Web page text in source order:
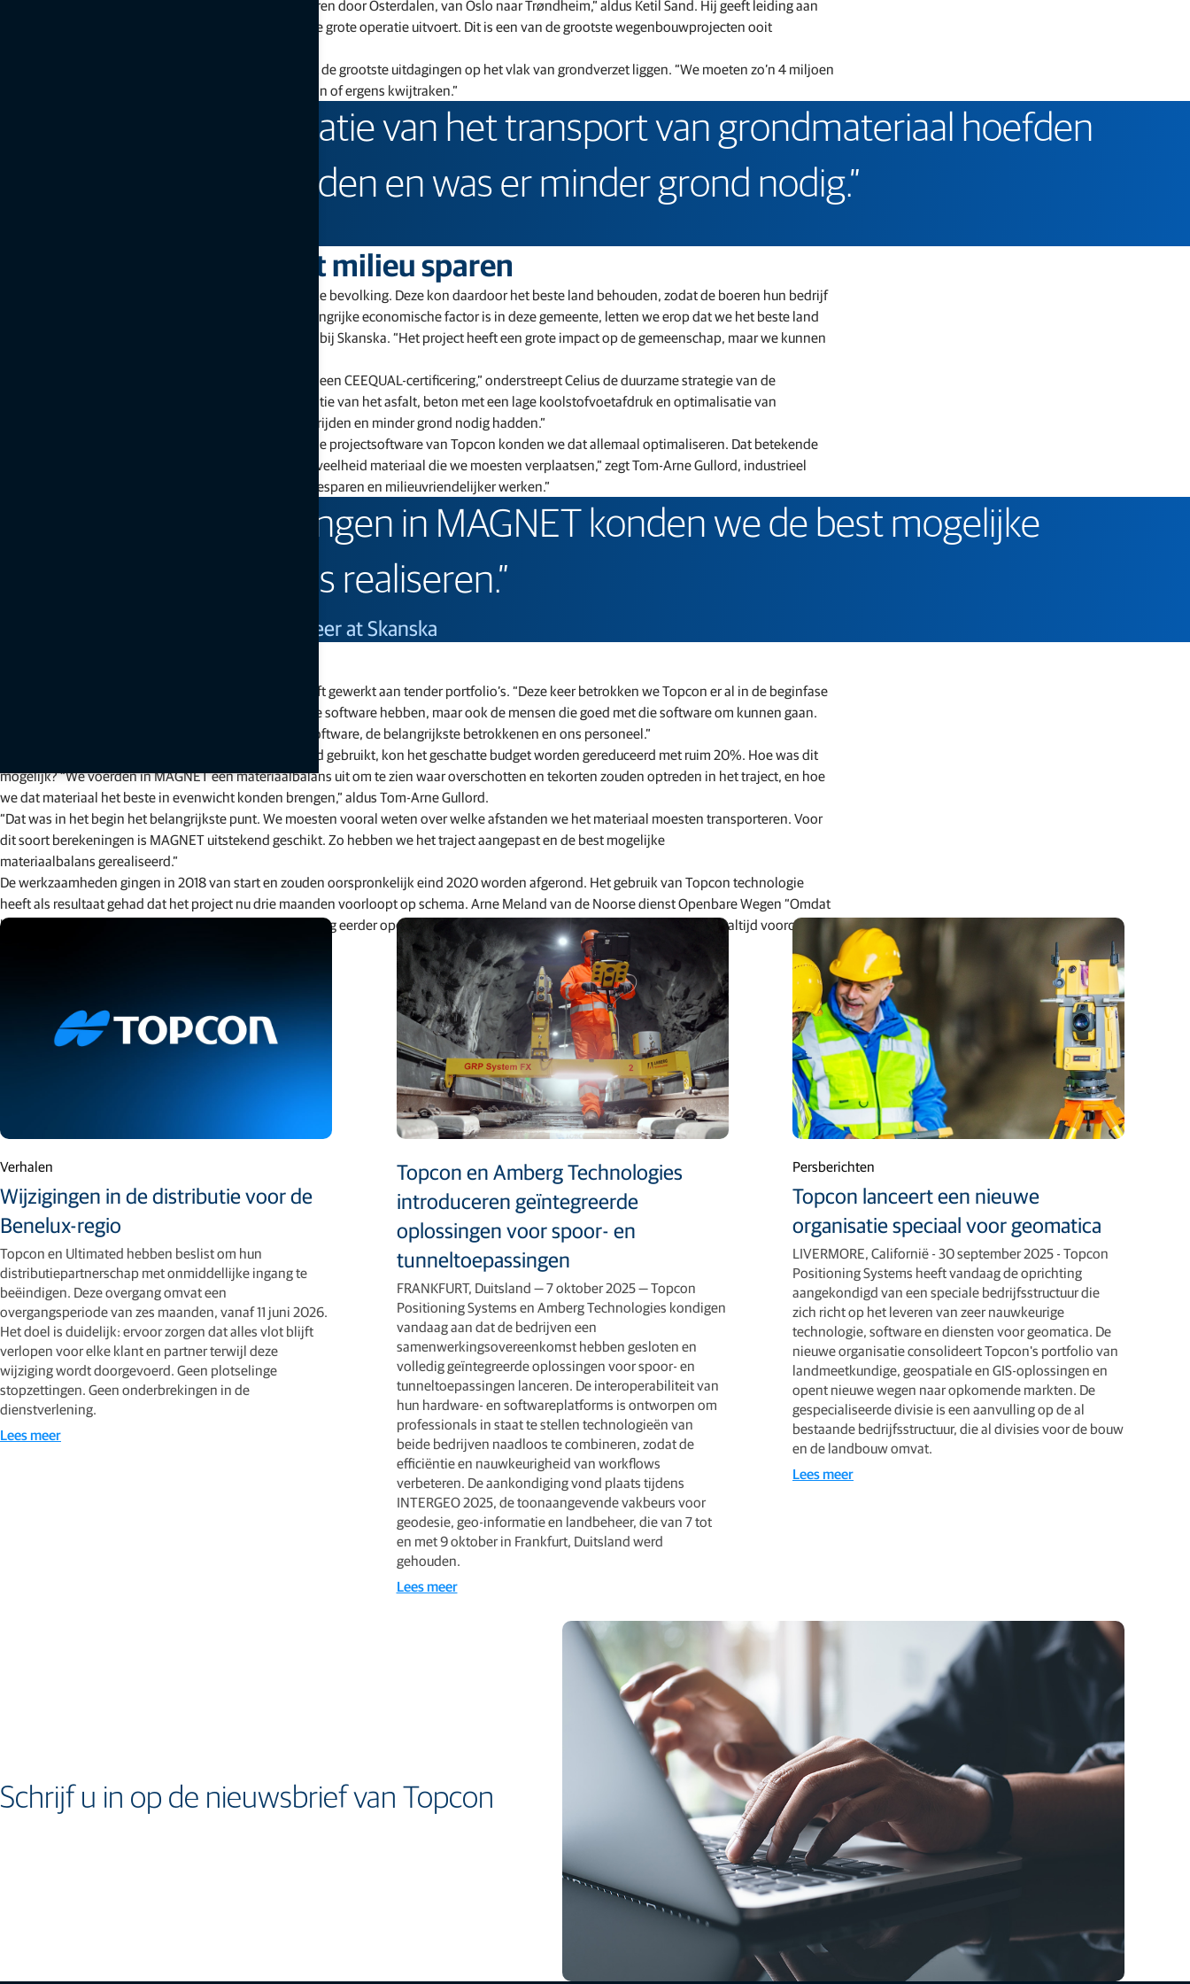
“Het idee was om een goede wegverbinding te realiseren door Osterdalen, van Oslo naar Trøndheim,” aldus Ketil Sand. Hij geeft leiding aan
het project namens Skanska, de onderneming die deze grote operatie uitvoert. Dit is een van de grootste wegenbouwprojecten ooit
Volgens Sand betekent de omvang van het project dat de grootste uitdagingen op het vlak van grondverzet liggen. “We moeten zo’n 4 miljoen
kubieke meter grond en gesteente verplaatsen, opslaan of ergens kwijtraken.”
“Dankzij de optimalisatie van het transport van grondmateriaal hoefden
we minder vaak te rijden en was er minder grond nodig.”
Kosten reduceren en het milieu sparen
Skanska ontwierp de weg in overleg met de plaatselijke bevolking. Deze kon daardoor het beste land behouden, zodat de boeren hun bedrijf
goed konden voortzetten. “Omdat landbouw een belangrijke economische factor is in deze gemeente, letten we erop dat we het beste land
voor hen overlieten,” aldus Karoline Celius, consultant bij Skanska. “Het project heeft een grote impact op de gemeenschap, maar we kunnen
“Al vroeg in de tenderfase besloten we te streven naar een CEEQUAL-certificering,” onderstreept Celius de duurzame strategie van de
onderneming. “We hebben geïnvesteerd in optimalisatie van het asfalt, beton met een lage koolstofvoetafdruk en optimalisatie van
materiaaltransport, zodat we minder vaak hoefden te rijden en minder grond nodig hadden.”
Het gebruik van software was hierin essentieel. “Met de projectsoftware van Topcon konden we dat allemaal optimaliseren. Dat betekende
een aanzienlijke reductie van zowel kosten als de hoeveelheid materiaal die we moesten verplaatsen,” zegt Tom-Arne Gullord, industrieel
ingenieur en collega van Celius. “Zo konden we geld besparen en milieuvriendelijker werken.”
“Dankzij de berekeningen in MAGNET konden we de best mogelijke
grondmateriaalbalans realiseren.”
Tom Arne Gullord, production engineer at Skanska
Ketil Sand vertelt ons dat hij al eerder met Topcon heeft gewerkt aan tender portfolio’s. “Deze keer betrokken we Topcon er al in de beginfase
bij. Voor een succesvolle bieding moet je niet alleen de software hebben, maar ook de mensen die goed met die software om kunnen gaan.
We profiteerden van een goede harmonie tussen de software, de belangrijkste betrokkenen en ons personeel.”
software al in deze biedfase werd gebruikt, kon het geschatte budget worden gereduceerd met ruim 20%. Hoe was dit
mogelijk? “We voerden in MAGNET een materiaalbalans uit om te zien waar overschotten en tekorten zouden optreden in het traject, en hoe
we dat materiaal het beste in evenwicht konden brengen,” aldus Tom-Arne Gullord.
“Dat was in het begin het belangrijkste punt. We moesten vooral weten over welke afstanden we het materiaal moesten transporteren. Voor
dit soort berekeningen is MAGNET uitstekend geschikt. Zo hebben we het traject aangepast en de best mogelijke
materiaalbalans gerealiseerd.”
De werkzaamheden gingen in 2018 van start en zouden oorspronkelijk eind 2020 worden afgerond. Het gebruik van Topcon technologie
heeft als resultaat gehad dat het project nu drie maanden voorloopt op schema. Arne Meland van de Noorse dienst Openbare Wegen “Omdat
het project zo snel vordert, kunnen we in principe de weg eerder openen dan gepland, maar verkeersveiligheid staat bij ons altijd voorop.”
Verhalen
Wijzigingen in de distributie voor de
Benelux-regio
Topcon en Ultimated hebben beslist om hun
distributiepartnerschap met onmiddellijke ingang te
beëindigen. Deze overgang omvat een
overgangsperiode van zes maanden, vanaf 11 juni 2026.
Het doel is duidelijk: ervoor zorgen dat alles vlot blijft
verlopen voor elke klant en partner terwijl deze
wijziging wordt doorgevoerd. Geen plotselinge
stopzettingen. Geen onderbrekingen in de
dienstverlening.
Lees meer
Topcon en Amberg Technologies
introduceren geïntegreerde
oplossingen voor spoor- en
tunneltoepassingen
FRANKFURT, Duitsland — 7 oktober 2025 — Topcon
Positioning Systems en Amberg Technologies kondigen
vandaag aan dat de bedrijven een
samenwerkingsovereenkomst hebben gesloten en
volledig geïntegreerde oplossingen voor spoor- en
tunneltoepassingen lanceren. De interoperabiliteit van
hun hardware- en softwareplatforms is ontworpen om
professionals in staat te stellen technologieën van
beide bedrijven naadloos te combineren, zodat de
efficiëntie en nauwkeurigheid van workflows
verbeteren. De aankondiging vond plaats tijdens
INTERGEO 2025, de toonaangevende vakbeurs voor
geodesie, geo-informatie en landbeheer, die van 7 tot
en met 9 oktober in Frankfurt, Duitsland werd
gehouden.
Lees meer
Persberichten
Topcon lanceert een nieuwe
organisatie speciaal voor geomatica
LIVERMORE, Californië - 30 september 2025 - Topcon
Positioning Systems heeft vandaag de oprichting
aangekondigd van een speciale bedrijfsstructuur die
zich richt op het leveren van zeer nauwkeurige
technologie, software en diensten voor geomatica. De
nieuwe organisatie consolideert Topcon's portfolio van
landmeetkundige, geospatiale en GIS-oplossingen en
opent nieuwe wegen naar opkomende markten. De
gespecialiseerde divisie is een aanvulling op de al
bestaande bedrijfsstructuur, die al divisies voor de bouw
en de landbouw omvat.
Lees meer
Schrijf u in op de nieuwsbrief van Topcon